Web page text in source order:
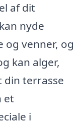
af dit
nyde
og venner, og
kan alger,
din terrasse
et
i